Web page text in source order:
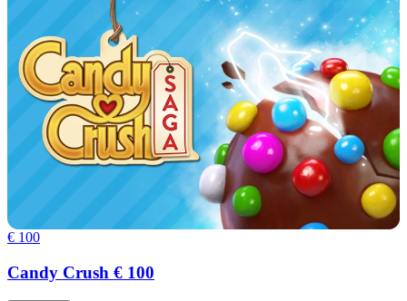
€ 100
Candy Crush € 100